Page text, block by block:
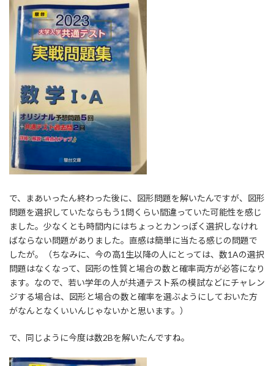
で、まあいったん終わった後に、図形問題を解いたんですが、図形
問題を選択していたならもう1問くらい間違っていた可能性を感じ
ました。少なくとも時間内にはちょっとカンっぽく選択しなけれ
ばならない問題がありました。直感は簡単に当たる感じの問題で
したが。（ちなみに、今の高1生以降の人にとっては、数1Aの選択
問題はなくなって、図形の性質と場合の数と確率両方が必答になり
ます。なので、若い学年の人が共通テスト系の模試などにチャレン
ジする場合は、図形と場合の数と確率を選ぶようにしておいた方
がなんとなくいいんじゃないかと思います。）
で、同じように今度は数2Bを解いたんですね。